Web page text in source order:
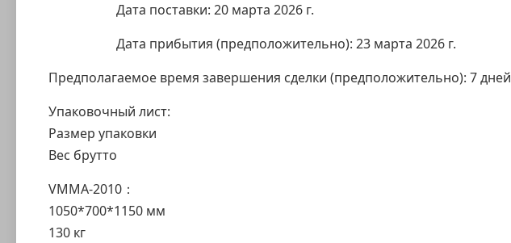
Дата поставки: 20 марта 2026 г.
Дата прибытия (предположительно): 23 марта 2026 г.
Предполагаемое время завершения сделки (предположительно): 7 дней
Упаковочный лист:
Размер упаковки
Вес брутто
VMMA-2010：
1050*700*1150 мм
130 кг